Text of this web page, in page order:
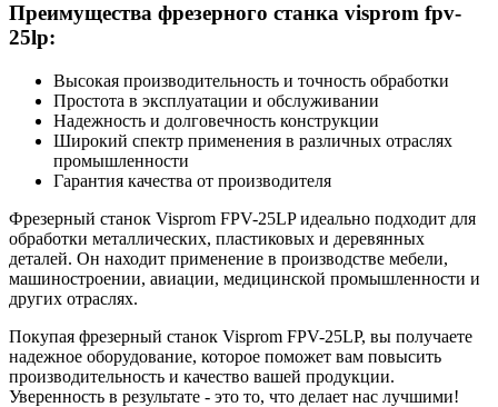
Преимущества фрезерного станка visprom fpv-
25lp:
Высокая производительность и точность обработки
Простота в эксплуатации и обслуживании
Надежность и долговечность конструкции
Широкий спектр применения в различных отраслях
промышленности
Гарантия качества от производителя
Фрезерный станок Visprom FPV-25LP идеально подходит для
обработки металлических, пластиковых и деревянных
деталей. Он находит применение в производстве мебели,
машиностроении, авиации, медицинской промышленности и
других отраслях.
Покупая фрезерный станок Visprom FPV-25LP, вы получаете
надежное оборудование, которое поможет вам повысить
производительность и качество вашей продукции.
Уверенность в результате - это то, что делает нас лучшими!